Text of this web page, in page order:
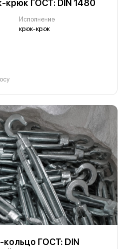
ГОСТ: DIN 1480
Исполнение
крюк-крюк
ГОСТ: DIN